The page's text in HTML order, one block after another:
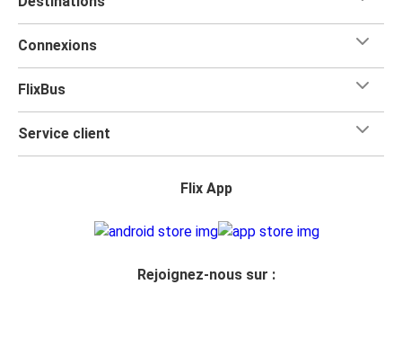
Connexions
FlixBus
Service client
Flix App
Rejoignez-nous sur :